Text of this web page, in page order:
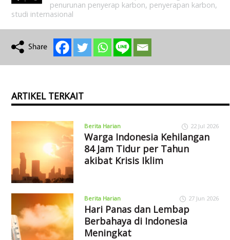
penurunan penyerap karbon, penyerapan karbon,
studi internasional
ARTIKEL TERKAIT
Berita Harian 22 Jul 2026
Warga Indonesia Kehilangan
84 Jam Tidur per Tahun
akibat Krisis Iklim
Berita Harian 27 Jun 2026
Hari Panas dan Lembap
Berbahaya di Indonesia
Meningkat